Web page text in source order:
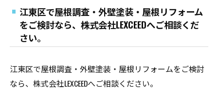
江東区で屋根調査・外壁塗装・屋根リフォーム
をご検討なら、株式会社LEXCEEDへご相談くだ
さい。
江東区で屋根調査・外壁塗装・屋根リフォームをご検討
なら、株式会社LEXCEEDへご相談ください。